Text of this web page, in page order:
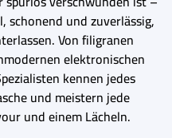
schonend und zuverlässig,
Von filigranen
elektronischen
kennen jedes
und meistern jede
und einem Lächeln.